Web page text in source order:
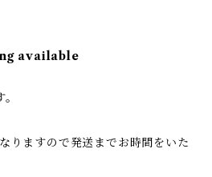
available
りますので発送までお時間をいた